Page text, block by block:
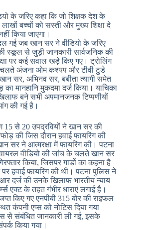
के जरिए कहा कि जो शिक्षक देश के
बच्चों को सस्ती और मुख्य शिक्षा दे
किया जाएगा।
गई जब खान सर ने वीडियो के जरिए
से जुड़ी जानकारी सार्वजनिक की
पर कई सवाल खड़े किए गए। ट्रोलिंग
चलते अंजना ओम कश्यप और टीवी टुडे
सर, अभिनव सर, बबीता त्यागी समेत
मानहानि मुकदमा दर्ज किया। याचिका
बने सभी अपमानजनक टिप्पणीयों
की गई है।
से 20 उपद्रवियों ने खान सर की
की जिस दौरान हवाई फायरिंग की
सर ने आत्मरक्षा में फायरिंग की। पटना
वीडियो की जांच के चलते खान सर
किया, जिसपर गार्डो का कहना है
हवाई फायरिंग की थी। पटना पुलिस ने
दर्ज की उनके खिलाफ भारतीय न्याय
एक्ट के तहत गंभीर धाराएं लगाई है।
किए गए एनपीबी 315 बोर की राइफल
कंपनी एप्स को नोटिस दिया गया
से संबंधित जानकारी ली गई, इसके
किया गया।